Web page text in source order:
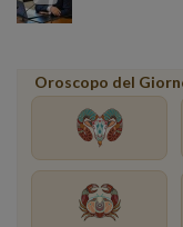
Oroscopo del